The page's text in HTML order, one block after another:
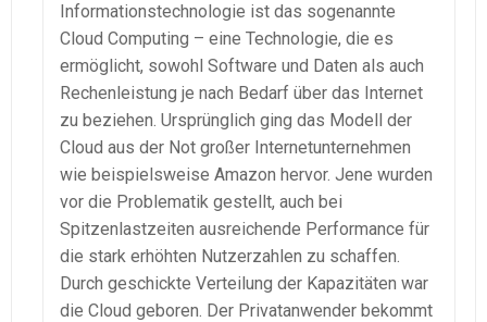
Informationstechnologie ist das sogenannte
Cloud Computing – eine Technologie, die es
ermöglicht, sowohl Software und Daten als auch
Rechenleistung je nach Bedarf über das Internet
zu beziehen. Ursprünglich ging das Modell der
Cloud aus der Not großer Internetunternehmen
wie beispielsweise Amazon hervor. Jene wurden
vor die Problematik gestellt, auch bei
Spitzenlastzeiten ausreichende Performance für
die stark erhöhten Nutzerzahlen zu schaffen.
Durch geschickte Verteilung der Kapazitäten war
die Cloud geboren. Der Privatanwender bekommt